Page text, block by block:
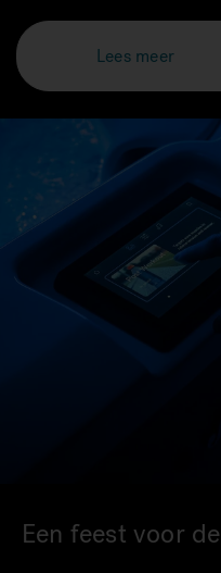
Lees meer
Een feest voor